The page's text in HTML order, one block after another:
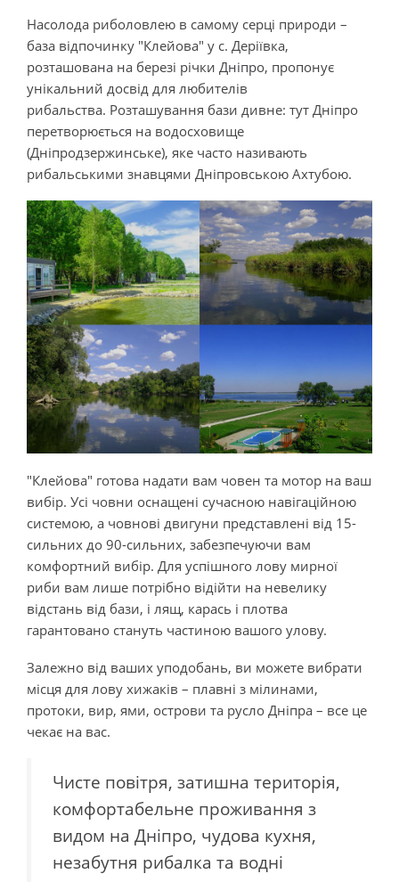
Насолода риболовлею в самому серці природи –
база відпочинку "Клейова" у с. Деріївка,
розташована на березі річки Дніпро, пропонує
унікальний досвід для любителів
рибальства. Розташування бази дивне: тут Дніпро
перетворюється на водосховище
(Дніпродзержинське), яке часто називають
рибальськими знавцями Дніпровською Ахтубою.
"Клейова" готова надати вам човен та мотор на ваш
вибір. Усі човни оснащені сучасною навігаційною
системою, а човнові двигуни представлені від 15-
сильних до 90-сильних, забезпечуючи вам
комфортний вибір. Для успішного лову мирної
риби вам лише потрібно відійти на невелику
відстань від бази, і лящ, карась і плотва
гарантовано стануть частиною вашого улову.
Залежно від ваших уподобань, ви можете вибрати
місця для лову хижаків – плавні з мілинами,
протоки, вир, ями, острови та русло Дніпра – все це
чекає на вас.
Чисте повітря, затишна територія,
комфортабельне проживання з
видом на Дніпро, чудова кухня,
незабутня рибалка та водні